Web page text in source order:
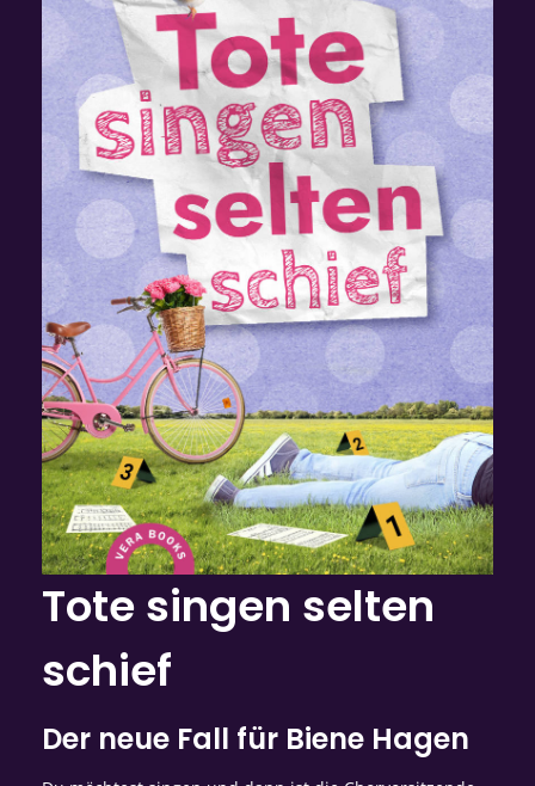
Tote singen selten
schief
Der neue Fall für Biene Hagen